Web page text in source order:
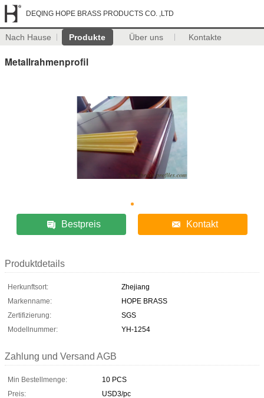
DEQING HOPE BRASS PRODUCTS CO. ,LTD
Nach Hause Produkte Über uns Kontakte
Metallrahmenprofil
Bestpreis Kontakt
Produktdetails
Herkunftsort:
Zhejiang
Markenname:
HOPE BRASS
Zertifizierung:
SGS
Modellnummer:
YH-1254
Zahlung und Versand AGB
Min Bestellmenge:
10 PCS
Preis:
USD3/pc